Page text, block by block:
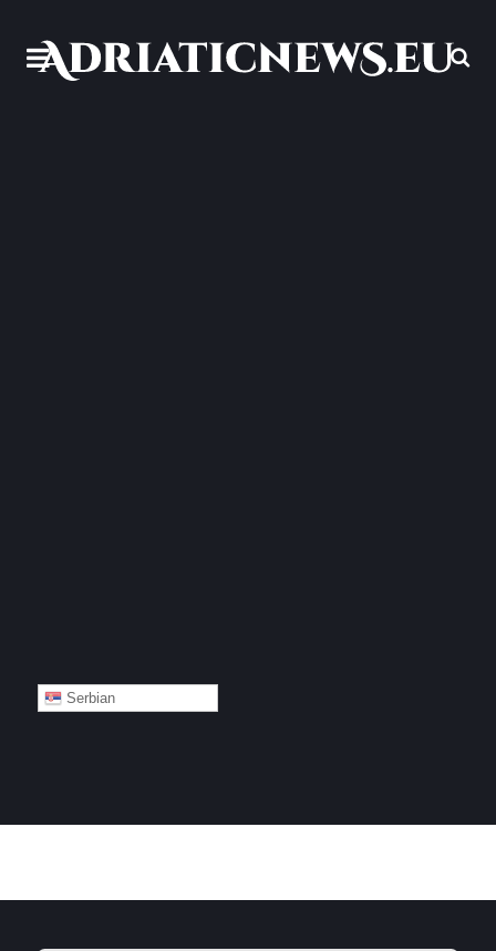
Serbian